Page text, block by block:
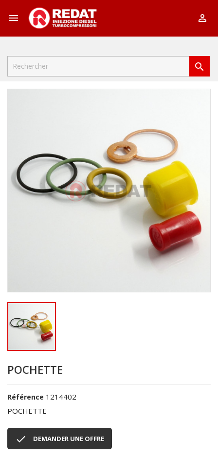
 

POCHETTE
Référence 1214402
POCHETTE
 DEMANDER UNE OFFRE